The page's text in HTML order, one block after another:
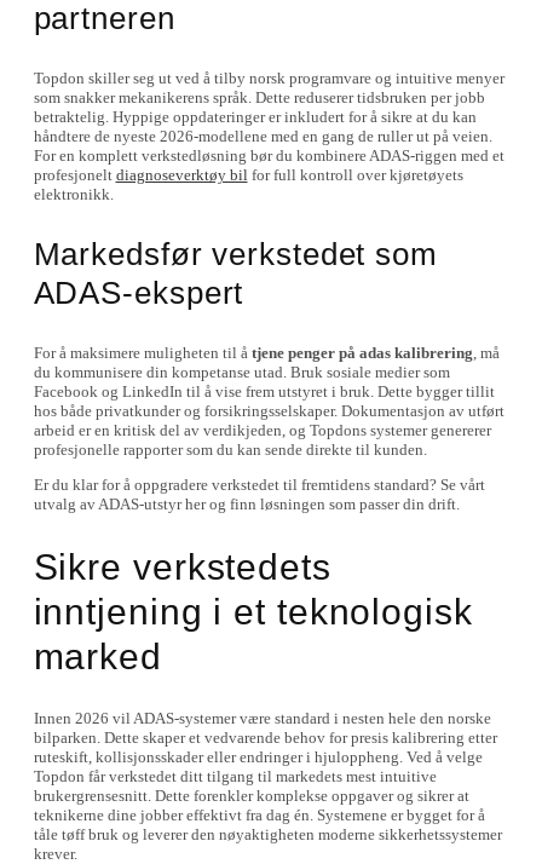
partneren
Topdon skiller seg ut ved å tilby norsk programvare og intuitive menyer
som snakker mekanikerens språk. Dette reduserer tidsbruken per jobb
betraktelig. Hyppige oppdateringer er inkludert for å sikre at du kan
håndtere de nyeste 2026-modellene med en gang de ruller ut på veien.
For en komplett verkstedløsning bør du kombinere ADAS-riggen med et
profesjonelt diagnoseverktøy bil for full kontroll over kjøretøyets
elektronikk.
Markedsfør verkstedet som
ADAS-ekspert
For å maksimere muligheten til å tjene penger på adas kalibrering , må
du kommunisere din kompetanse utad. Bruk sosiale medier som
Facebook og LinkedIn til å vise frem utstyret i bruk. Dette bygger tillit
hos både privatkunder og forsikringsselskaper. Dokumentasjon av utført
arbeid er en kritisk del av verdikjeden, og Topdons systemer genererer
profesjonelle rapporter som du kan sende direkte til kunden.
Er du klar for å oppgradere verkstedet til fremtidens standard? Se vårt
utvalg av ADAS-utstyr her og finn løsningen som passer din drift.
Sikre verkstedets
inntjening i et teknologisk
marked
Innen 2026 vil ADAS-systemer være standard i nesten hele den norske
bilparken. Dette skaper et vedvarende behov for presis kalibrering etter
ruteskift, kollisjonsskader eller endringer i hjuloppheng. Ved å velge
Topdon får verkstedet ditt tilgang til markedets mest intuitive
brukergrensesnitt. Dette forenkler komplekse oppgaver og sikrer at
teknikerne dine jobber effektivt fra dag én. Systemene er bygget for å
tåle tøff bruk og leverer den nøyaktigheten moderne sikkerhetssystemer
krever.